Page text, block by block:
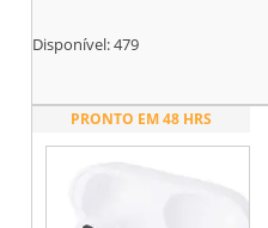
Disponível:479
PRONTO EM 48 HRS